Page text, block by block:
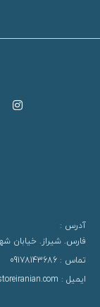
آدرس :
فارس. شیراز. خیابان شهید فقیهی.
تماس : 09178143686
ایمیل :